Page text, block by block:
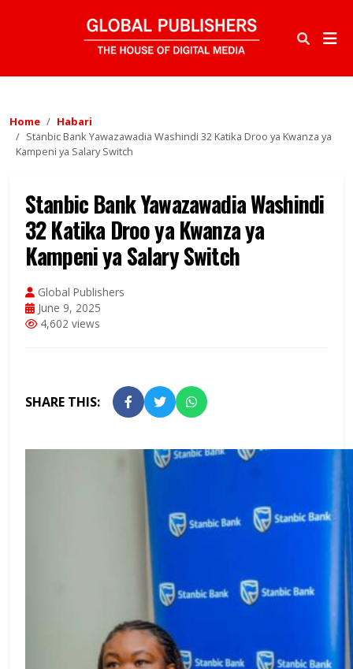
Home
Habari
Stanbic Bank Yawazawadia Washindi 32 Katika Droo ya Kwanza ya
Kampeni ya Salary Switch
Stanbic Bank Yawazawadia Washindi
32 Katika Droo ya Kwanza ya
Kampeni ya Salary Switch
Global Publishers
June 9, 2025
4,602 views
SHARE THIS: